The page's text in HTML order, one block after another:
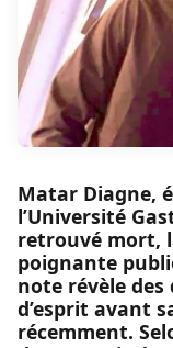
Matar Diagne,
l’Université
retrouvé mort,
poignante
note révèle
d’esprit avant
récemment.